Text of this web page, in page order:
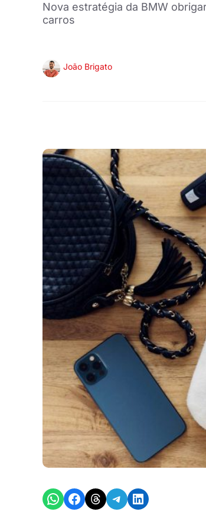
Nova estratégia da BMW
carros
João Brigato
Share on WhatsApp
Share on Facebook
Share on Threads
Share on Telegram
Share on LinkedIn